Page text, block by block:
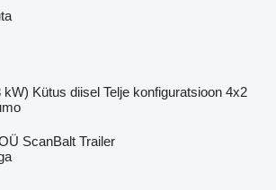
kW) Kütus diisel Telje konfiguratsioon 4x2
ScanBalt Trailer